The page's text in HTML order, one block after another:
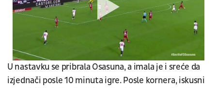
U nastavku se pribrala Osasuna, a imala je i sreće da
izjednači posle 10 minuta igre. Posle kornera, iskusni